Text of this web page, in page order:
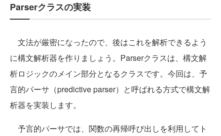
Parserクラスの実装
文法が厳密になったので、後はこれを解析できるよう
に構文解析器を作りましょう。Parserクラスは、構文解
析ロジックのメイン部分となるクラスです。今回は、予
言的パーサ（predictive parser）と呼ばれる方式で構文解
析器を実装します。
予言的パーサでは、関数の再帰呼び出しを利用してト